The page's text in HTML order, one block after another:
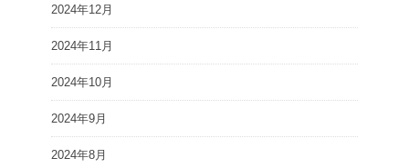
2024年12月
2024年11月
2024年10月
2024年9月
2024年8月